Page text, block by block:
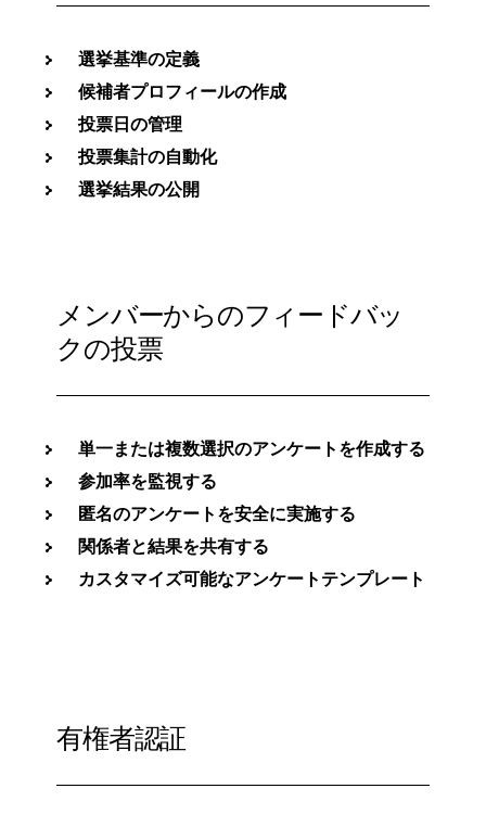
選挙基準の定義
候補者プロフィールの作成
投票日の管理
投票集計の自動化
選挙結果の公開
メンバーからのフィードバッ
クの投票
単一または複数選択のアンケートを作成する
参加率を監視する
匿名のアンケートを安全に実施する
関係者と結果を共有する
カスタマイズ可能なアンケートテンプレート
有権者認証